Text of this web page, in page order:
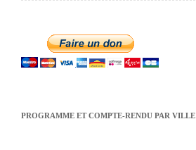
PROGRAMME ET COMPTE-RENDU PAR VILLE